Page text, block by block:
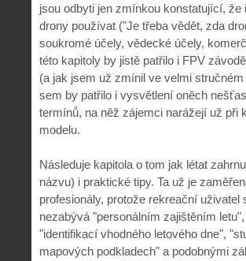
jsou odbyti jen zmínkou konstatující, že
drony používat ("Je třeba vědět, zda
soukromé účely, vědecké účely,
této kapitoly by jistě patřilo i FPV
(a jak jsem už zmínil ve velmi stručném
sem by patřilo i vysvětlení oněch
termínů, na něž zájemci narážejí už při
modelu.
Následuje kapitola o tom jak létat
názvu) i praktické tipy. Ta už je
profesionály, protože rekreační uživatel
nezabývá "personálním zajištěním
"identifikací vhodného letového dne",
mapových podkladech" a podobnými